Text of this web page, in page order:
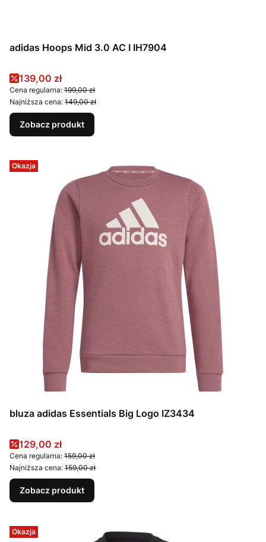
adidas Hoops Mid 3.0 AC I IH7904
Cena promocyjna
139,00 zł
Cena regularna: 199,00 zł
Najniższa cena: 149,00 zł
Zobacz produkt
Okazja
bluza adidas Essentials Big Logo IZ3434
Cena promocyjna
129,00 zł
Cena regularna: 159,00 zł
Najniższa cena: 159,00 zł
Zobacz produkt
Okazja